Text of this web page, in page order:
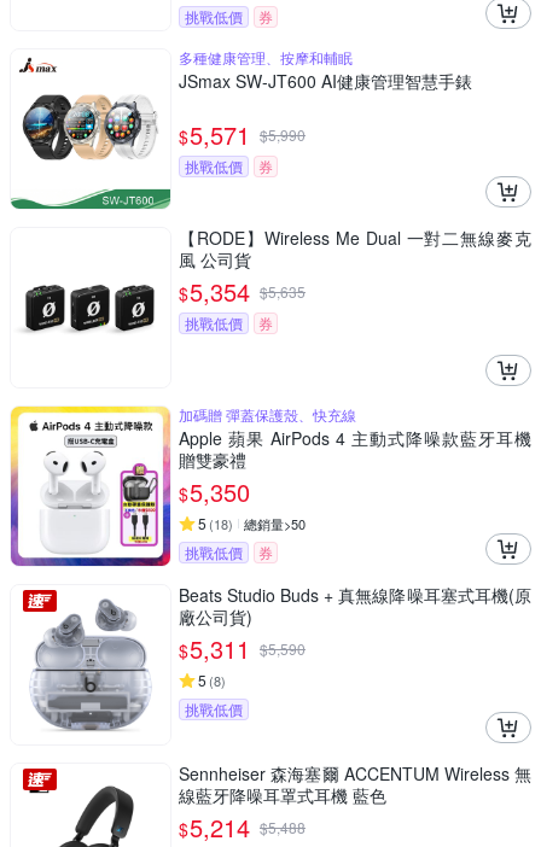
挑戰低價
券
多種健康管理、按摩和輔眠
JSmax SW-JT600 AI健康管理智慧手錶
$5,571 $5,990
挑戰低價
券
【RODE】Wireless Me Dual 一對二無線麥克
風 公司貨
$5,354 $5,635
挑戰低價
券
加碼贈 彈蓋保護殼、快充線
Apple 蘋果 AirPods 4 主動式降噪款藍牙耳機
贈雙豪禮
$5,350
5 (18) 總銷量>50
挑戰低價 券
Beats Studio Buds + 真無線降噪耳塞式耳機(原
廠公司貨)
$5,311 $5,590
5 (8)
挑戰低價
Sennheiser 森海塞爾 ACCENTUM Wireless 無
線藍牙降噪耳罩式耳機 藍色
$5,214 $5,488